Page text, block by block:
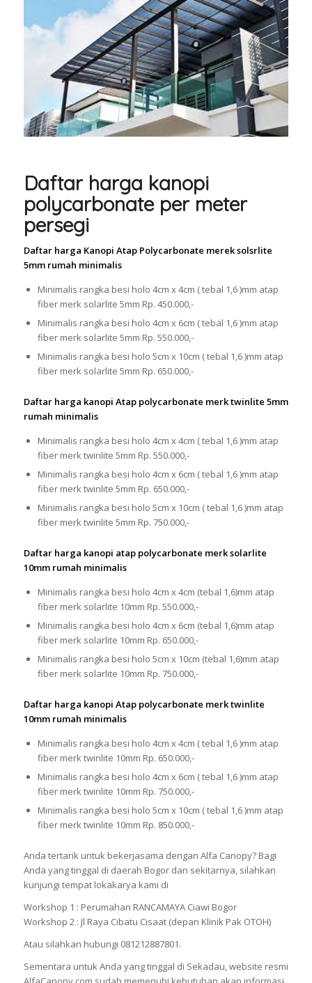
Daftar harga kanopi
polycarbonate per meter
persegi
Daftar harga Kanopi Atap Polycarbonate merek solsrlite
5mm rumah minimalis
Minimalis rangka besi holo 4cm x 4cm ( tebal 1,6 )mm atap
fiber merk solarlite 5mm Rp. 450.000,-
Minimalis rangka besi holo 4cm x 6cm ( tebal 1,6 )mm atap
fiber merk solarlite 5mm Rp. 550.000,-
Minimalis rangka besi holo 5cm x 10cm ( tebal 1,6 )mm atap
fiber merk solarlite 5mm Rp. 650.000,-
Daftar harga kanopi Atap polycarbonate merk twinlite 5mm
rumah minimalis
Minimalis rangka besi holo 4cm x 4cm ( tebal 1,6 )mm atap
fiber merk twinlite 5mm Rp. 550.000,-
Minimalis rangka besi holo 4cm x 6cm ( tebal 1,6 )mm atap
fiber merk twinlite 5mm Rp. 650.000,-
Minimalis rangka besi holo 5cm x 10cm ( tebal 1,6 )mm atap
fiber merk twinlite 5mm Rp. 750.000,-
Daftar harga kanopi atap polycarbonate merk solarlite
10mm rumah minimalis
Minimalis rangka besi holo 4cm x 4cm (tebal 1,6)mm atap
fiber merk solarlite 10mm Rp. 550.000,-
Minimalis rangka besi holo 4cm x 6cm (tebal 1,6)mm atap
fiber merk solarlite 10mm Rp. 650.000,-
Minimalis rangka besi holo 5cm x 10cm (tebal 1,6)mm atap
fiber merk solarlite 10mm Rp. 750.000,-
Daftar harga kanopi Atap polycarbonate merk twinlite
10mm rumah minimalis
Minimalis rangka besi holo 4cm x 4cm ( tebal 1,6 )mm atap
fiber merk twinlite 10mm Rp. 650.000,-
Minimalis rangka besi holo 4cm x 6cm ( tebal 1,6 )mm atap
fiber merk twinlite 10mm Rp. 750.000,-
Minimalis rangka besi holo 5cm x 10cm ( tebal 1,6 )mm atap
fiber merk twinlite 10mm Rp. 850.000,-
Anda tertarik untuk bekerjasama dengan Alfa Canopy? Bagi
Anda yang tinggal di daerah Bogor dan sekitarnya, silahkan
kunjungi tempat lokakarya kami di
Workshop 1 : Perumahan RANCAMAYA Ciawi Bogor
Workshop 2 : Jl Raya Cibatu Cisaat (depan Klinik Pak OTOH)
Atau silahkan hubungi 081212887801.
Sementara untuk Anda yang tinggal di Sekadau, website resmi